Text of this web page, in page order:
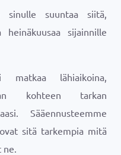
sinulle suuntaa siitä,
sijainnille
matkaa lähiaikoina,
kohteen tarkan
Sääennusteemme
sitä tarkempia mitä
ne.